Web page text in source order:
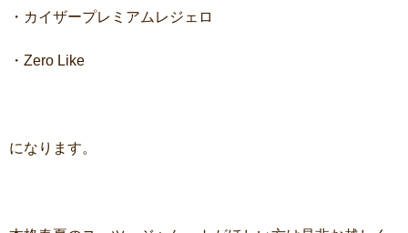
・カイザープレミアムレジェロ
・ Zero Like
になります。